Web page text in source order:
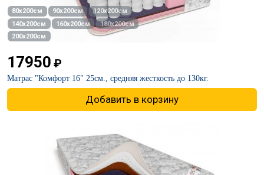
80х200см 90х200см
120х200см
140х200см
160х200см
180х200см
200х200см
17950 ₽
Матрас "Комфорт 16" 25см., средняя жесткость до 130кг.
Добавить в корзину